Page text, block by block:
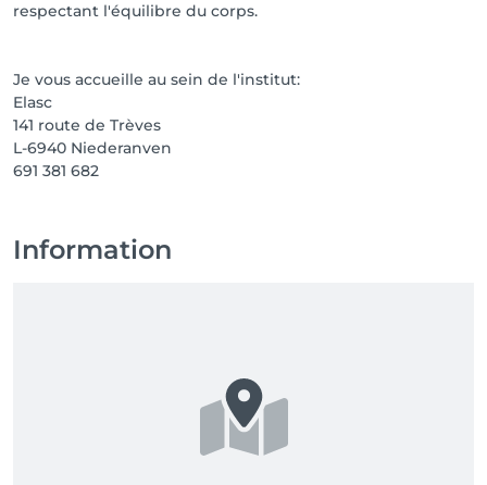
respectant l'équilibre du corps.
Je vous accueille au sein de l'institut:
Elasc
141 route de Trèves
L-6940 Niederanven
691 381 682
Information